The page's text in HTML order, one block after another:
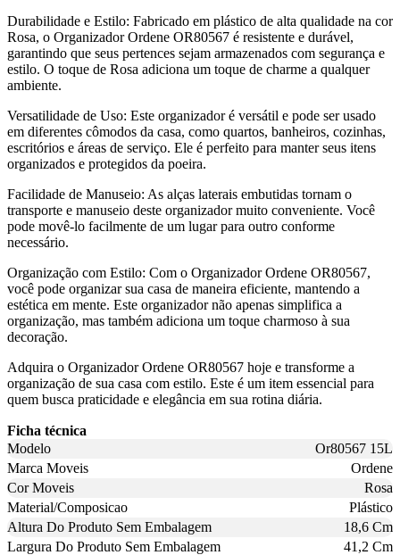
Durabilidade e Estilo: Fabricado em plástico de alta qualidade na cor
Rosa, o Organizador Ordene OR80567 é resistente e durável,
garantindo que seus pertences sejam armazenados com segurança e
estilo. O toque de Rosa adiciona um toque de charme a qualquer
ambiente.
Versatilidade de Uso: Este organizador é versátil e pode ser usado
em diferentes cômodos da casa, como quartos, banheiros, cozinhas,
escritórios e áreas de serviço. Ele é perfeito para manter seus itens
organizados e protegidos da poeira.
Facilidade de Manuseio: As alças laterais embutidas tornam o
transporte e manuseio deste organizador muito conveniente. Você
pode movê-lo facilmente de um lugar para outro conforme
necessário.
Organização com Estilo: Com o Organizador Ordene OR80567,
você pode organizar sua casa de maneira eficiente, mantendo a
estética em mente. Este organizador não apenas simplifica a
organização, mas também adiciona um toque charmoso à sua
decoração.
Adquira o Organizador Ordene OR80567 hoje e transforme a
organização de sua casa com estilo. Este é um item essencial para
quem busca praticidade e elegância em sua rotina diária.
Ficha técnica
Modelo
Or80567 15L
Marca Moveis
Ordene
Cor Moveis
Rosa
Material/Composicao
Plástico
Altura Do Produto Sem Embalagem
18,6 Cm
Largura Do Produto Sem Embalagem
41,2 Cm